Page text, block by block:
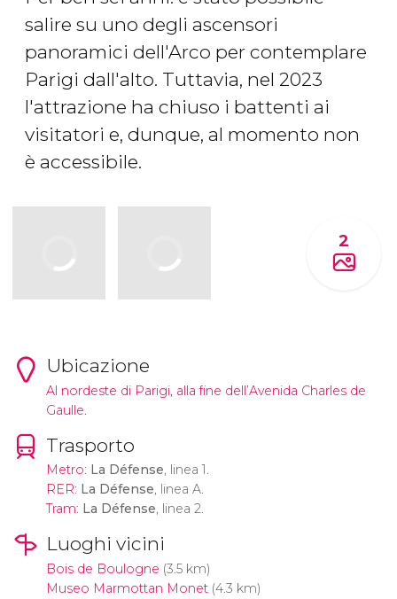
salire su uno degli ascensori
panoramici dell'Arco per contemplare
Parigi dall'alto. Tuttavia, nel 2023
l'attrazione ha chiuso i battenti ai
visitatori e, dunque, al momento non
è accessibile.
2
Ubicazione
Al nordeste di Parigi, alla fine dell’Avenida Charles de
Gaulle.
Trasporto
Metro: La Défense, linea 1.
RER: La Défense, linea A.
Tram: La Défense, linea 2.
Luoghi vicini
Bois de Boulogne (3.5 km)
Museo Marmottan Monet(4.3 km)